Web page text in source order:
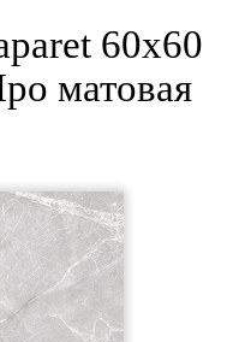
60x60
матовая